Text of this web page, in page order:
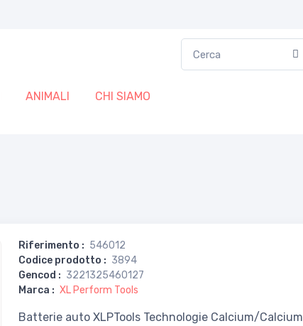
ANIMALI CHI SIAMO
Riferimento : 546012
Codice prodotto : 3894
Gencod : 3221325460127
Marca : XL Perform Tools
Batterie auto XLPTools Technologie Calcium/Calcium